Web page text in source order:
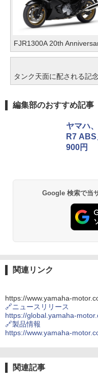
FJR1300A 20th
タンク天面に配される記
編集部のおすすめ記事
Google 検索で当